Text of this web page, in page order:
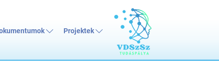
Projektek